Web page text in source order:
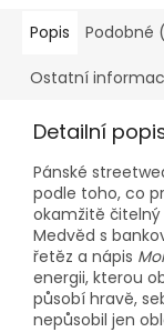
Popis Podobné
Ostatní
Detailní
Pánské
podle toho, co
okamžitě
Medvěd s
řetěz a nápis
energii, kterou
působí hravě,
nepůsobil jen